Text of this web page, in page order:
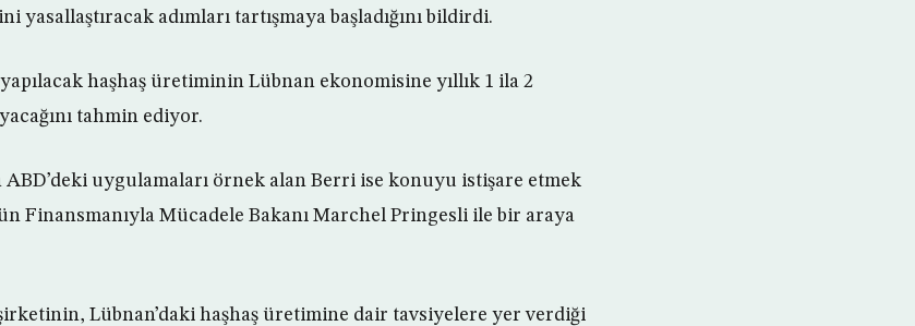
adımları tartışmaya başladığını bildirdi.
haşhaş üretiminin Lübnan ekonomisine yıllık 1 ila 2
tahmin ediyor.
ABD’deki uygulamaları örnek alan Berri ise konuyu istişare etmek
Finansmanıyla Mücadele Bakanı Marchel Pringesli ile bir araya
Lübnan’daki haşhaş üretimine dair tavsiyelere yer verdiği